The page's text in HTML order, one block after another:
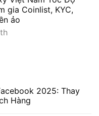
gia Coinlist, KYC,
ảo
2025: Thay
Hàng